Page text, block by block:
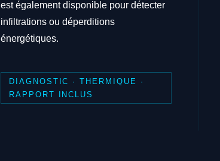
est également disponible pour détecter
infiltrations ou déperditions
énergétiques.
DIAGNOSTIC · THERMIQUE ·
RAPPORT INCLUS